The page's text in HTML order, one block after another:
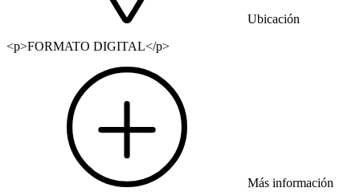
Ubicación
<p>FORMATO DIGITAL</p>
Más información